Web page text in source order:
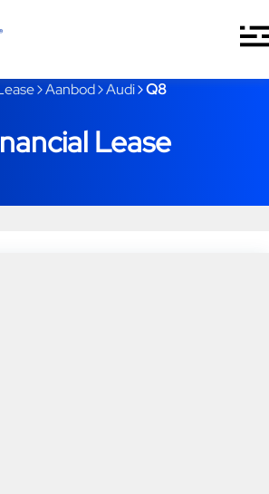
hoofdmenu
Aanbod Audi Q8
Lease